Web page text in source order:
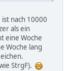
nach 10000
als ein
eine Woche
Woche lang
StrgF).